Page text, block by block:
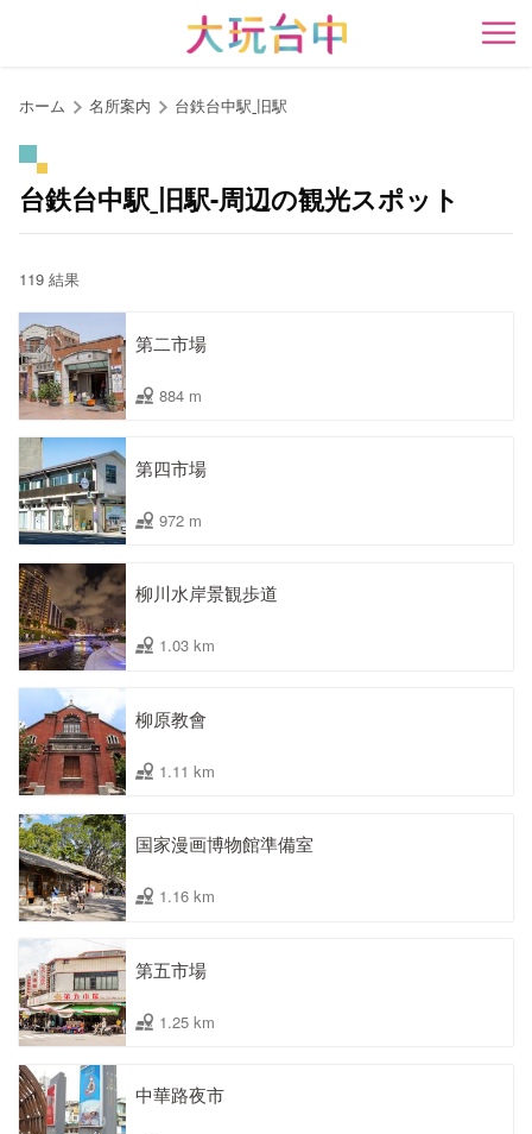
開
ホーム 名所案内 台鉄台中駅ˍ旧駅
台鉄台中駅ˍ旧駅-周辺の観光スポット
119 結果
第二市場
884 m
第四市場
972 m
柳川水岸景観歩道
1.03 km
柳原教會
1.11 km
国家漫画博物館準備室
1.16 km
第五市場
1.25 km
中華路夜市